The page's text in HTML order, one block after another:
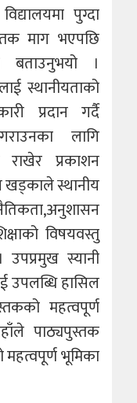
पुग्दा
माग भएपछि
बताउनुभयो ।
स्थानीयताको
प्रदान गर्दै
लागि
राखेर प्रकाशन
खड्काले स्थानीय
विषयवस्तु
स्यानी
उपलब्धि हासिल
महत्वपूर्ण
पाठ्यपुस्तक
महत्वपूर्ण भूमिका